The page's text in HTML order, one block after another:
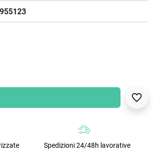
favorite_border
Spedizioni 24/48h lavorative